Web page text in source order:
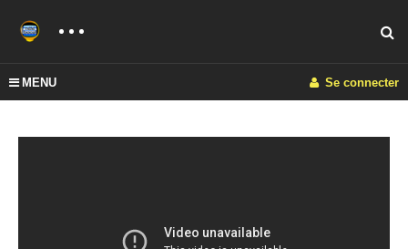
MENU Se connecter